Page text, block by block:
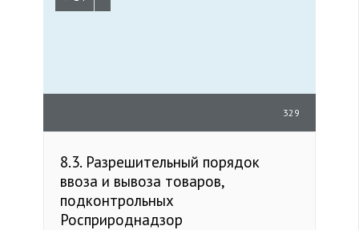
329
8.3. Разрешительный порядок
ввоза и вывоза товаров,
подконтрольных
Росприроднадзор